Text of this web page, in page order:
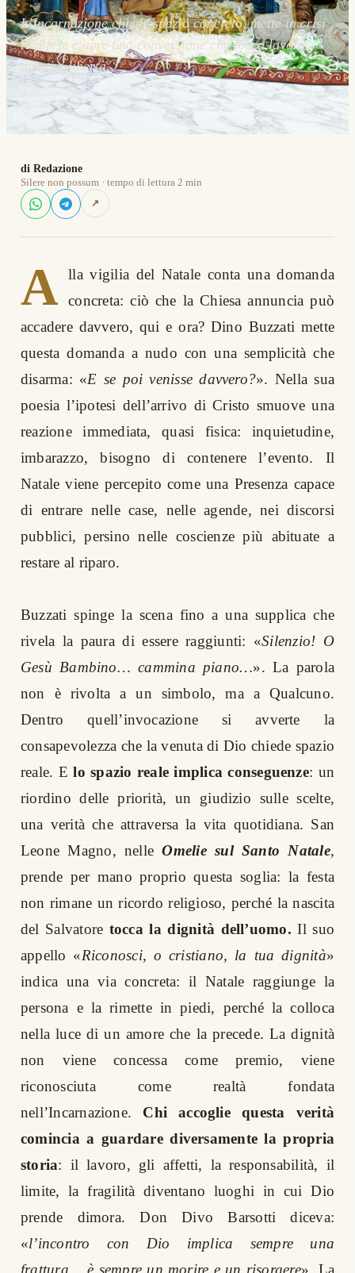
L’Incarnazione chiede spazio concreto, mette in crisi
le difese e apre una conversione che tocca lavoro,
affetti e libertà.
di Redazione
Silere non possum · tempo di lettura 2 min
↗
A lla vigilia del Natale conta una domanda
concreta: ciò che la Chiesa annuncia può
accadere davvero, qui e ora? Dino Buzzati mette
questa domanda a nudo con una semplicità che
disarma: «E se poi venisse davvero?». Nella sua
poesia l’ipotesi dell’arrivo di Cristo smuove una
reazione immediata, quasi fisica: inquietudine,
imbarazzo, bisogno di contenere l’evento. Il
Natale viene percepito come una Presenza capace
di entrare nelle case, nelle agende, nei discorsi
pubblici, persino nelle coscienze più abituate a
restare al riparo.
Buzzati spinge la scena fino a una supplica che
rivela la paura di essere raggiunti: «Silenzio! O
Gesù Bambino… cammina piano…». La parola
non è rivolta a un simbolo, ma a Qualcuno.
Dentro quell’invocazione si avverte la
consapevolezza che la venuta di Dio chiede spazio
reale. E lo spazio reale implica conseguenze: un
riordino delle priorità, un giudizio sulle scelte,
una verità che attraversa la vita quotidiana. San
Leone Magno, nelle Omelie sul Santo Natale,
prende per mano proprio questa soglia: la festa
non rimane un ricordo religioso, perché la nascita
del Salvatore tocca la dignità dell’uomo. Il suo
appello «Riconosci, o cristiano, la tua dignità»
indica una via concreta: il Natale raggiunge la
persona e la rimette in piedi, perché la colloca
nella luce di un amore che la precede. La dignità
non viene concessa come premio, viene
riconosciuta come realtà fondata
nell’Incarnazione.
Chi accoglie questa verità
comincia a guardare diversamente la propria
storia: il lavoro, gli affetti, la responsabilità, il
limite, la fragilità diventano luoghi in cui Dio
prende dimora. Don Divo Barsotti diceva:
«l’incontro con Dio implica sempre una
frattura… è sempre un morire e un risorgere». La